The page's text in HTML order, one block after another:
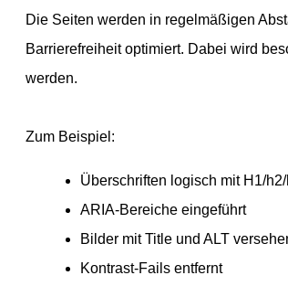
Die Seiten werden in regelmäßigen
Barrierefreiheit optimiert. Dabei wird
werden.
Zum Beispiel:
Überschriften logisch mit H1/
ARIA-Bereiche eingeführt
Bilder mit Title und ALT
Kontrast-Fails entfernt